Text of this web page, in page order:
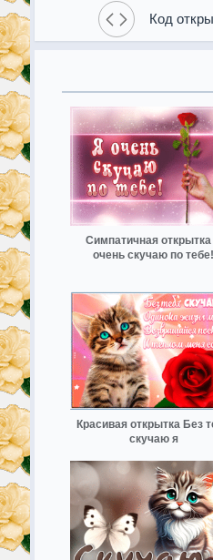
Код
Симпатичная
очень скучаю по тебе!
Красивая открытка Без
скучаю я